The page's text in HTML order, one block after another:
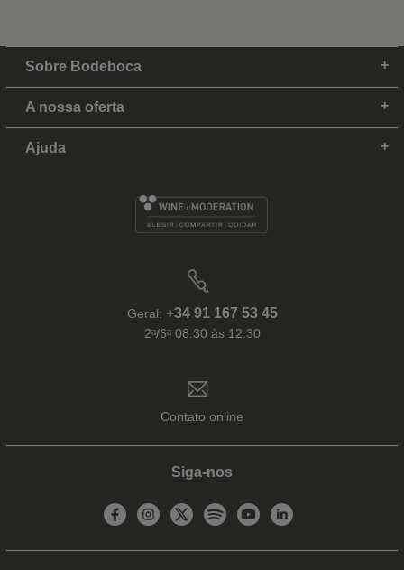
Sobre Bodeboca
A nossa oferta
Ajuda
Geral: +34 91 167 53 45
2ᵃ/6ᵃ 08:30 às 12:30
Contato online
Siga-nos